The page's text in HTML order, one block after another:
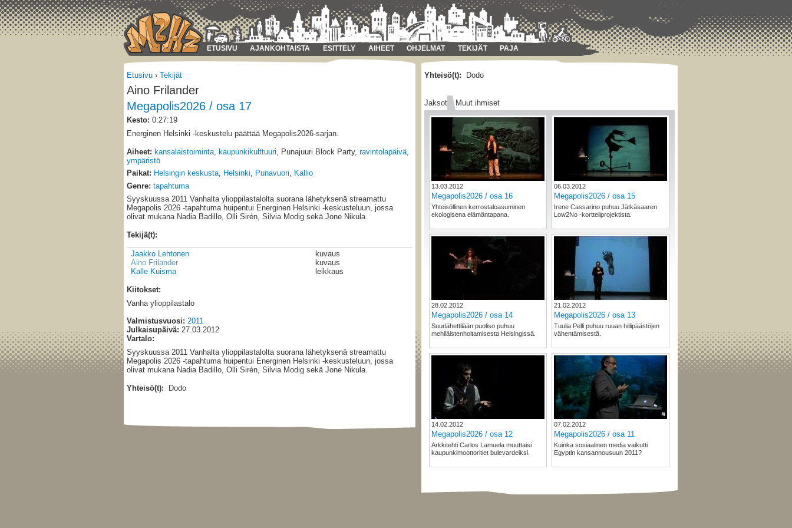
ETUSIVU AJANKOHTAISTA ESITTELY AIHEET OHJELMAT TEKIJÄT PAJA
Etusivu › Tekijät
Aino Frilander
Megapolis2026 / osa 17
Kesto: 0:27:19
Energinen Helsinki -keskustelu päättää Megapolis2026-sarjan.
Aiheet: kansalaistoiminta kaupunkikulttuuri , Punajuuri Block Party, ravintolapäivä
ympäristö
Paikat: Helsingin keskusta, Helsinki, Punavuori, Kallio
Genre: tapahtuma
Syyskuussa 2011 Vanhalta ylioppilastalolta suorana lähetyksenä streamattu
Megapolis 2026 -tapahtuma huipentui Energinen Helsinki -keskusteluun, jossa
olivat mukana Nadia Badillo, Olli Sirén, Silvia Modig sekä Jone Nikula.
Tekijä(t):
Jaakko Lehtonen
Aino Frilander
Kalle Kuisma
kuvaus
kuvaus
leikkaus
Kiitokset:
Vanha ylioppilastalo
Valmistusvuosi: 2011
Julkaisupäivä: 27.03.2012
Vartalo:
Syyskuussa 2011 Vanhalta ylioppilastalolta suorana lähetyksenä streamattu
Megapolis 2026 -tapahtuma huipentui Energinen Helsinki -keskusteluun, jossa
olivat mukana Nadia Badillo, Olli Sirén, Silvia Modig sekä Jone Nikula.
Yhteisö(t): Dodo
Yhteisö(t): Dodo
Jaksot Muut ihmiset
13.03.2012
Megapolis2026 / osa 16
Yhteisöllinen kerrostaloasuminen
ekologisena elämäntapana.
06.03.2012
Megapolis2026 / osa 15
Irene Cassarino puhuu Jätkäsaaren
Low2No -kortteliprojektista.
28.02.2012
Megapolis2026 / osa 14
Suurlähettilään puoliso puhuu
mehiläistenhoitamisesta Helsingissä.
21.02.2012
Megapolis2026 / osa 13
Tuulia Pelli puhuu ruuan hiilipäästöjen
vähentämisestä.
14.02.2012
Megapolis2026 / osa 12
Arkkitehti Carlos Lamuela muuttaisi
kaupunkimoottoritiet bulevardeiksi.
07.02.2012
Megapolis2026 / osa 11
Kuinka sosiaalinen media vaikutti
Egyptin kansannousuun 2011?